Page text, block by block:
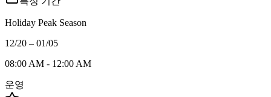
Holiday Peak Season
12/20 – 01/05
08:00 AM - 12:00 AM
운영